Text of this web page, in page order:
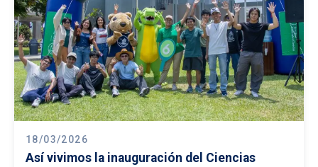
18/03/2026
Así vivimos la inauguración del Ciencias